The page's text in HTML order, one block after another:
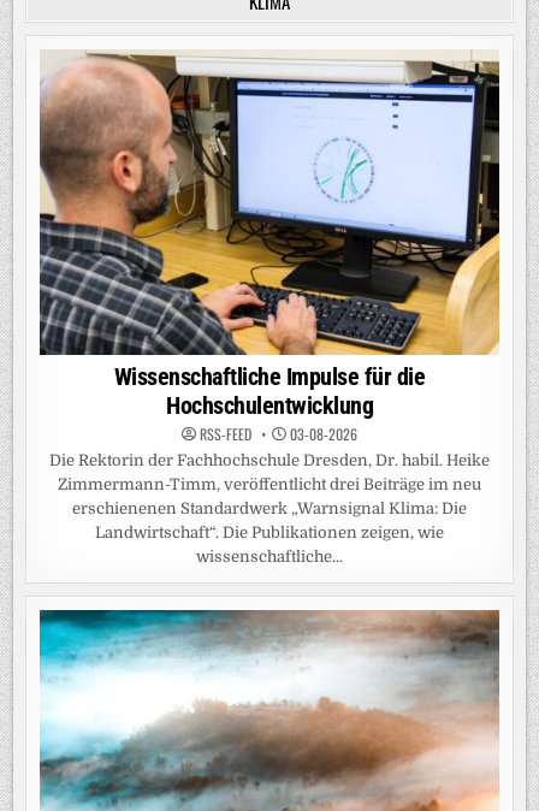
Wissenschaftliche Impulse für die
Hochschulentwicklung
RSS-FEED 03-08-2026
Die Rektorin der Fachhochschule Dresden, Dr. habil. Heike
Zimmermann-Timm, veröffentlicht drei Beiträge im neu
erschienenen Standardwerk „Warnsignal Klima: Die
Landwirtschaft“. Die Publikationen zeigen, wie
wissenschaftliche...